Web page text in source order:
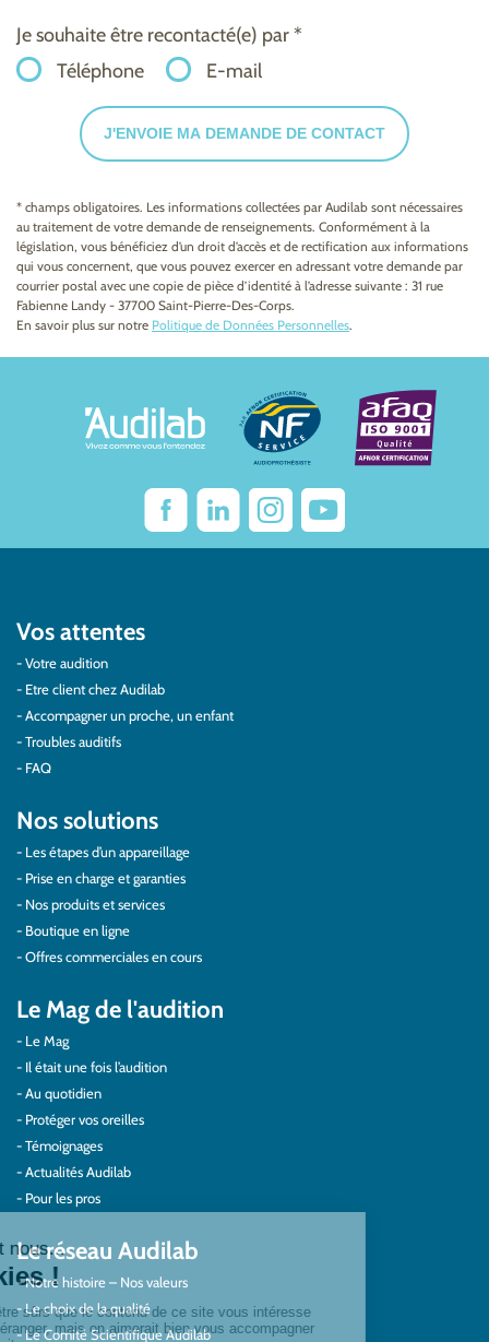
Je souhaite être recontacté(e) par *
Téléphone
E-mail
J'ENVOIE MA DEMANDE DE CONTACT
* champs obligatoires. Les informations collectées par Audilab sont nécessaires
au traitement de votre demande de renseignements. Conformément à la
législation, vous bénéficiez d’un droit d’accès et de rectification aux informations
qui vous concernent, que vous pouvez exercer en adressant votre demande par
courrier postal avec une copie de pièce d’identité à l’adresse suivante : 31 rue
Fabienne Landy - 37700 Saint-Pierre-Des-Corps.
En savoir plus sur notre Politique de Données Personnelles.
Vos attentes
Votre audition
Etre client chez Audilab
Accompagner un proche, un enfant
Troubles auditifs
FAQ
Nos solutions
Les étapes d’un appareillage
Prise en charge et garanties
Nos produits et services
Boutique en ligne
Offres commerciales en cours
Le Mag de l'audition
Le Mag
Il était une fois l’audition
Au quotidien
Protéger vos oreilles
Témoignages
Actualités Audilab
Pour les pros
Le réseau Audilab
Notre histoire – Nos valeurs
Le choix de la qualité
Le Comité Scientifique Audilab